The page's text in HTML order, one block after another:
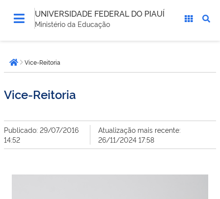
UNIVERSIDADE FEDERAL DO PIAUÍ
Ministério da Educação
está
aqui:Página inicial
Vice-Reitoria
Vice-Reitoria
Publicado: 29/07/2016
14:52
Atualização mais recente:
26/11/2024 17:58